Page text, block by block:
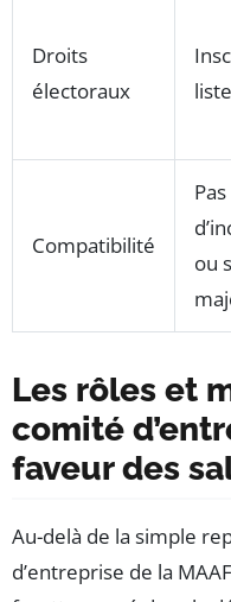
Droits
électoraux
Compatibilité
Pas
ou
Les rôles et
comité
faveur des
Au-delà de la simple
d’entreprise de la